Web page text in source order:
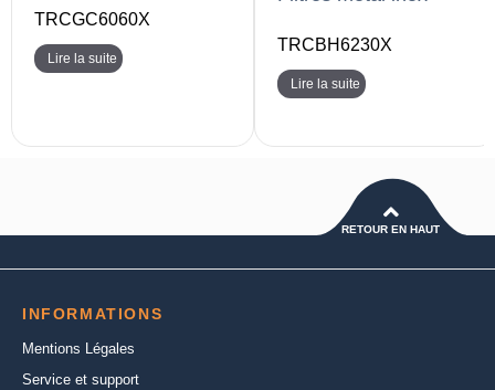
TRCGC6060X
Lire la suite
TRCBH6230X
Lire la suite
RETOUR EN HAUT
INFORMATIONS
Mentions Légales
Service et support